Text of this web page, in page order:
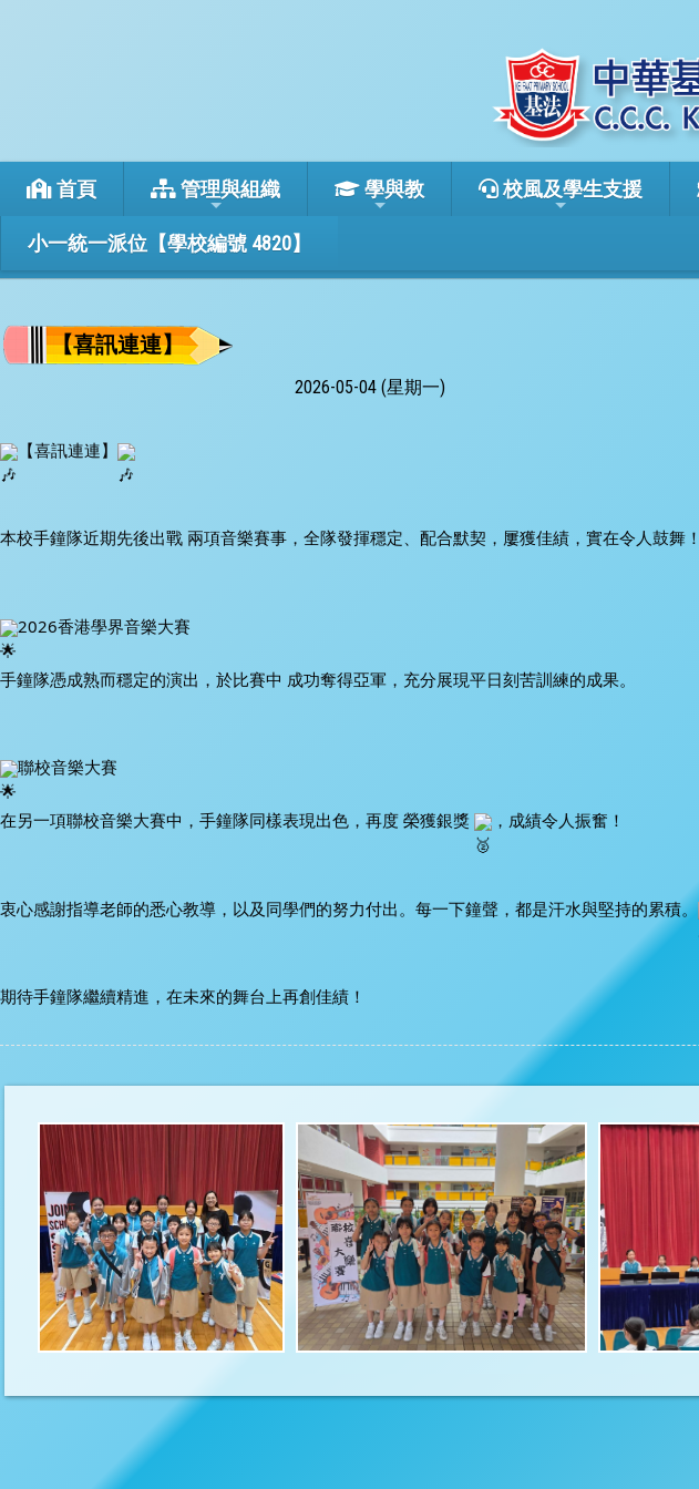
首頁 管理與組織 學與教 校風及學生支援
小一統一派位【學校編號 4820】
【喜訊連連】
2026-05-04 (星期一)
【喜訊連連】
本校手鐘隊近期先後出戰 兩項音樂賽事，全隊發揮穩定、配合默契，屢獲佳績，實在令人鼓舞！
2026香港學界音樂大賽
手鐘隊憑成熟而穩定的演出，於比賽中 成功奪得亞軍，充分展現平日刻苦訓練的成果。
聯校音樂大賽
在另一項聯校音樂大賽中，手鐘隊同樣表現出色，再度 榮獲銀獎 ，成績令人振奮！
衷心感謝指導老師的悉心教導，以及同學們的努力付出。每一下鐘聲，都是汗水與堅持的累積。
期待手鐘隊繼續精進，在未來的舞台上再創佳績！